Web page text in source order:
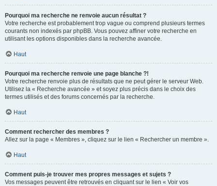
Pourquoi ma recherche ne renvoie aucun résultat ?
Votre recherche est probablement trop vague ou comprend plusieurs termes
courants non indexés par phpBB. Vous pouvez affiner votre recherche en
utilisant les options disponibles dans la recherche avancée.
Haut
Pourquoi ma recherche renvoie une page blanche ?!
Votre recherche renvoie plus de résultats que ne peut gérer le serveur Web.
Utilisez la « Recherche avancée » et soyez plus précis dans le choix des
termes utilisés et des forums concernés par la recherche.
Haut
Comment rechercher des membres ?
Allez sur la page « Membres », cliquez sur le lien « Rechercher un membre ».
Haut
Comment puis-je trouver mes propres messages et sujets ?
Vos messages peuvent être retrouvés en cliquant sur le lien « Voir vos